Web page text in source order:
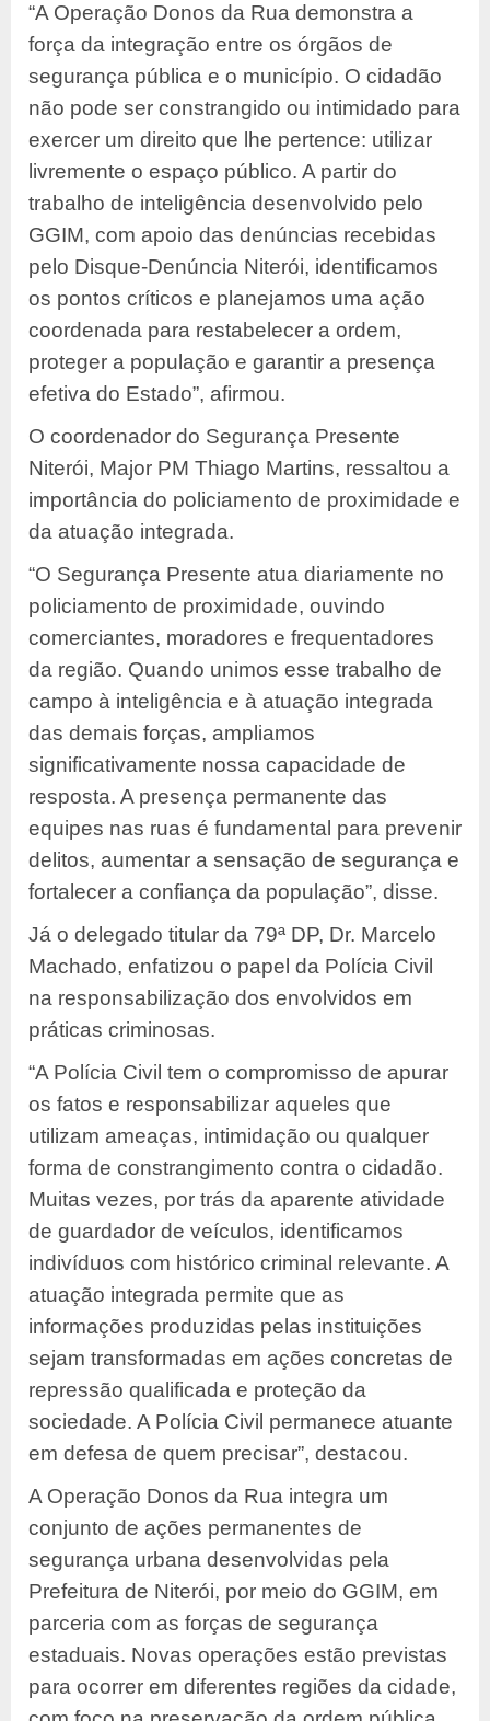
“A Operação Donos da Rua demonstra a
força da integração entre os órgãos de
segurança pública e o município. O cidadão
não pode ser constrangido ou intimidado para
exercer um direito que lhe pertence: utilizar
livremente o espaço público. A partir do
trabalho de inteligência desenvolvido pelo
GGIM, com apoio das denúncias recebidas
pelo Disque-Denúncia Niterói, identificamos
os pontos críticos e planejamos uma ação
coordenada para restabelecer a ordem,
proteger a população e garantir a presença
efetiva do Estado”, afirmou.
O coordenador do Segurança Presente
Niterói, Major PM Thiago Martins, ressaltou a
importância do policiamento de proximidade e
da atuação integrada.
“O Segurança Presente atua diariamente no
policiamento de proximidade, ouvindo
comerciantes, moradores e frequentadores
da região. Quando unimos esse trabalho de
campo à inteligência e à atuação integrada
das demais forças, ampliamos
significativamente nossa capacidade de
resposta. A presença permanente das
equipes nas ruas é fundamental para prevenir
delitos, aumentar a sensação de segurança e
fortalecer a confiança da população”, disse.
Já o delegado titular da 79ª DP, Dr. Marcelo
Machado, enfatizou o papel da Polícia Civil
na responsabilização dos envolvidos em
práticas criminosas.
“A Polícia Civil tem o compromisso de apurar
os fatos e responsabilizar aqueles que
utilizam ameaças, intimidação ou qualquer
forma de constrangimento contra o cidadão.
Muitas vezes, por trás da aparente atividade
de guardador de veículos, identificamos
indivíduos com histórico criminal relevante. A
atuação integrada permite que as
informações produzidas pelas instituições
sejam transformadas em ações concretas de
repressão qualificada e proteção da
sociedade. A Polícia Civil permanece atuante
em defesa de quem precisar”, destacou.
A Operação Donos da Rua integra um
conjunto de ações permanentes de
segurança urbana desenvolvidas pela
Prefeitura de Niterói, por meio do GGIM, em
parceria com as forças de segurança
estaduais. Novas operações estão previstas
para ocorrer em diferentes regiões da cidade,